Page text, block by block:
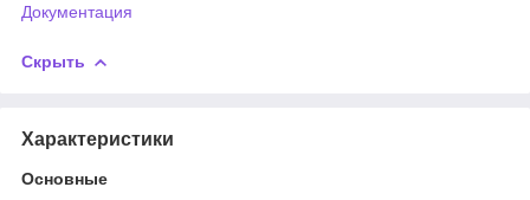
Документация
Скрыть
Характеристики
Основные